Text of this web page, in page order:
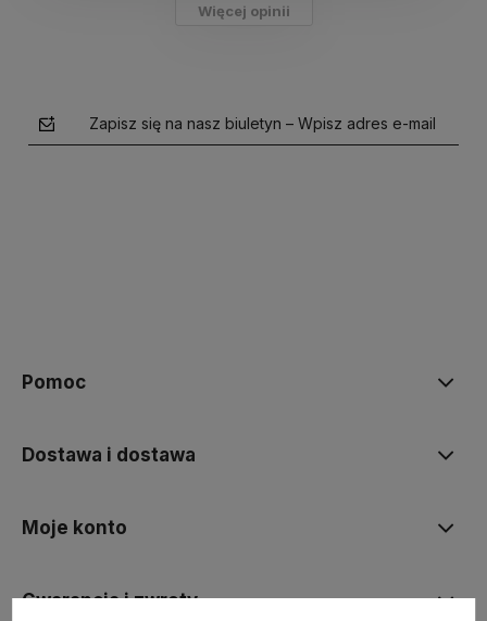
Więcej opinii
Zapisz się na nasz biuletyn – Wpisz adres e-mail
Pomoc
Dostawa i dostawa
Moje konto
Gwarancja i zwroty